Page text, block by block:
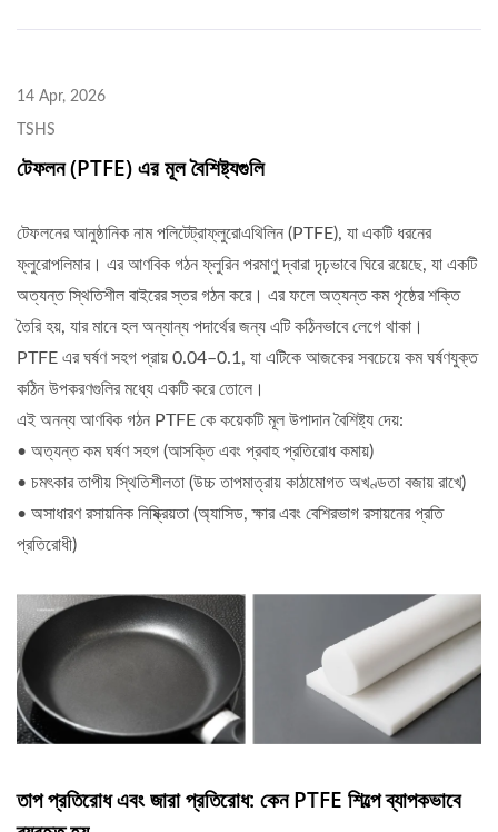
14 Apr, 2026
TSHS
টেফলন (PTFE) এর মূল বৈশিষ্ট্যগুলি
টেফলনের আনুষ্ঠানিক নাম পলিটেট্রাফ্লুরোএথিলিন (PTFE), যা একটি ধরনের
ফ্লুরোপলিমার। এর আণবিক গঠন ফ্লুরিন পরমাণু দ্বারা দৃঢ়ভাবে ঘিরে রয়েছে, যা একটি
অত্যন্ত স্থিতিশীল বাইরের স্তর গঠন করে। এর ফলে অত্যন্ত কম পৃষ্ঠের শক্তি
তৈরি হয়, যার মানে হল অন্যান্য পদার্থের জন্য এটি কঠিনভাবে লেগে থাকা।
PTFE এর ঘর্ষণ সহগ প্রায় 0.04–0.1, যা এটিকে আজকের সবচেয়ে কম ঘর্ষণযুক্ত
কঠিন উপকরণগুলির মধ্যে একটি করে তোলে।
এই অনন্য আণবিক গঠন PTFE কে কয়েকটি মূল উপাদান বৈশিষ্ট্য দেয়:
• অত্যন্ত কম ঘর্ষণ সহগ (আসক্তি এবং প্রবাহ প্রতিরোধ কমায়)
• চমৎকার তাপীয় স্থিতিশীলতা (উচ্চ তাপমাত্রায় কাঠামোগত অখণ্ডতা বজায় রাখে)
• অসাধারণ রসায়নিক নিষ্ক্রিয়তা (অ্যাসিড, ক্ষার এবং বেশিরভাগ রসায়নের প্রতি
প্রতিরোধী)
তাপ প্রতিরোধ এবং জারা প্রতিরোধ: কেন PTFE শিল্পে ব্যাপকভাবে